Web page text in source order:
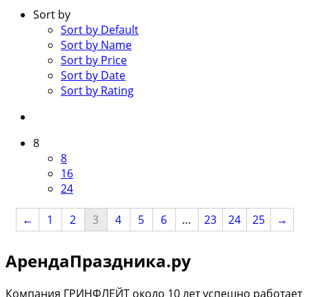
Sort by
Sort by Default
Sort by Name
Sort by Price
Sort by Date
Sort by Rating
8
8
16
24
← 1 2 3 4 5 6 … 23 24 25 →
АрендаПраздника.ру
Компания ГРИНФЛЕЙТ около 10 лет успешно работает